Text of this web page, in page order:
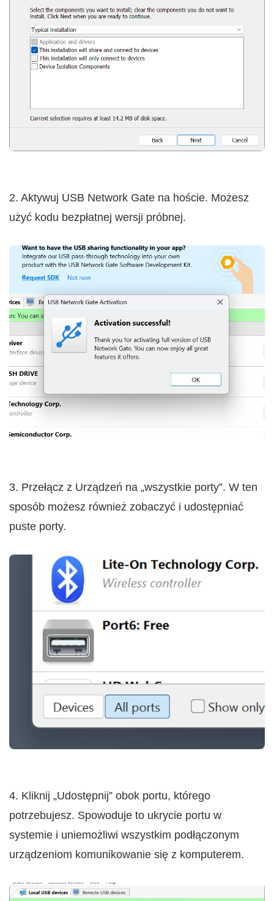
2. Aktywuj USB Network Gate na hoście. Możesz
użyć kodu bezpłatnej wersji próbnej.
3. Przełącz z Urządzeń na „wszystkie porty”. W ten
sposób możesz również zobaczyć i udostępniać
puste porty.
4. Kliknij „Udostępnij” obok portu, którego
potrzebujesz. Spowoduje to ukrycie portu w
systemie i uniemożliwi wszystkim podłączonym
urządzeniom komunikowanie się z komputerem.